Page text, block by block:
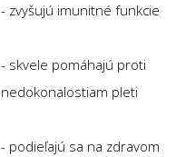
- zvyšujú imunitné funkcie
- skvele pomáhajú proti
nedokonalostiam pleti
- podieľajú sa na zdravom